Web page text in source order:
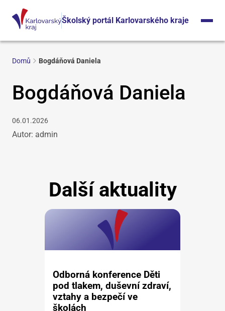
Školský portál Karlovarského kraje
Domů Bogdáňová Daniela
Bogdáňová Daniela
06.01.2026
Autor: admin
Další aktuality
Odborná konference Děti
pod tlakem, duševní zdraví,
vztahy a bezpečí ve
školách